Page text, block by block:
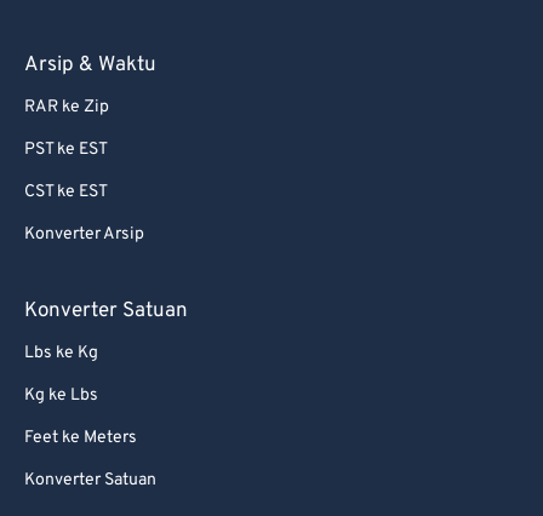
Arsip & Waktu
RAR ke Zip
PST ke EST
CST ke EST
Konverter Arsip
Konverter Satuan
Lbs ke Kg
Kg ke Lbs
Feet ke Meters
Konverter Satuan